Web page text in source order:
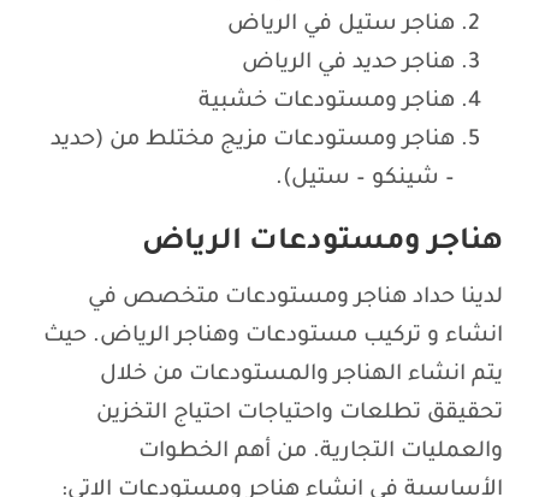
هناجر ستيل في الرياض
هناجر حديد في الرياض
هناجر ومستودعات خشبية
هناجر ومستودعات مزيج مختلط من (حديد
– شينكو – ستيل).
هناجر ومستودعات الرياض
لدينا حداد هناجر ومستودعات متخصص في
انشاء و تركيب مستودعات وهناجر الرياض. حيث
يتم انشاء الهناجر والمستودعات من خلال
تحقيقق تطلعات واحتياجات احتياج التخزين
والعمليات التجارية. من أهم الخطوات
الأساسية في إنشاء هناجر ومستودعات الاتي: